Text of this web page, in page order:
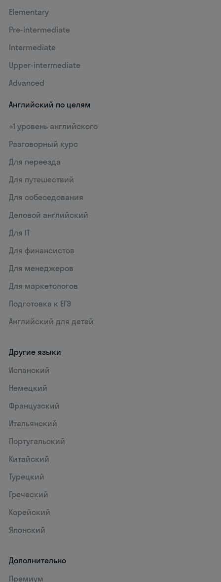
Elementary
Pre-intermediate
Intermediate
Upper-intermediate
Advanced
Английский по целям
+1 уровень английского
Разговорный курс
Для переезда
Для путешествий
Для собеседования
Деловой английский
Для IT
Для финансистов
Для менеджеров
Для маркетологов
Подготовка к ЕГЭ
Английский для детей
Другие языки
Испанский
Немецкий
Французский
Итальянский
Португальский
Китайский
Турецкий
Греческий
Корейский
Японский
Дополнительно
Премиум